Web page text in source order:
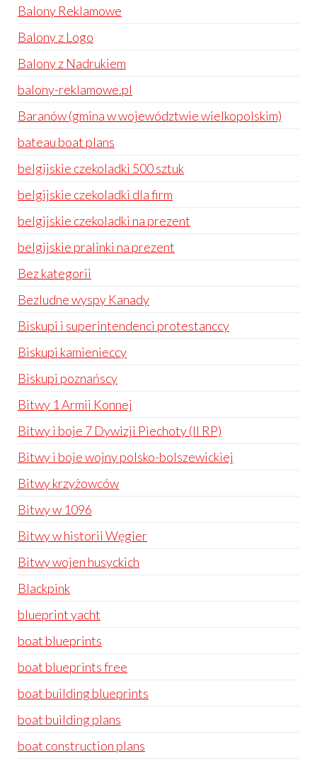
Balony Reklamowe
Balony z Logo
Balony z Nadrukiem
balony-reklamowe.pl
Baranów (gmina w województwie wielkopolskim)
bateau boat plans
belgijskie czekoladki 500 sztuk
belgijskie czekoladki dla firm
belgijskie czekoladki na prezent
belgijskie pralinki na prezent
Bez kategorii
Bezludne wyspy Kanady
Biskupi i superintendenci protestanccy
Biskupi kamienieccy
Biskupi poznańscy
Bitwy 1 Armii Konnej
Bitwy i boje 7 Dywizji Piechoty (II RP)
Bitwy i boje wojny polsko-bolszewickiej
Bitwy krzyżowców
Bitwy w 1096
Bitwy w historii Węgier
Bitwy wojen husyckich
Blackpink
blueprint yacht
boat blueprints
boat blueprints free
boat building blueprints
boat building plans
boat construction plans